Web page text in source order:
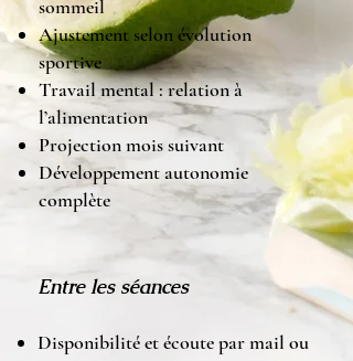
sommeil
Ajustement selon évolution
sportive
Travail mental : relation à
l’alimentation
Projection mois suivant
Développement autonomie
complète
Entre les séances
Disponibilité et écoute par mail ou